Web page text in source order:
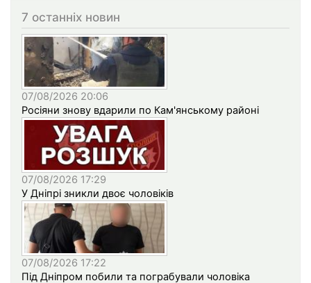
7 останніх новин
07/08/2026 20:06
Росіяни знову вдарили по Кам'янському районі
07/08/2026 17:29
У Дніпрі зникли двоє чоловіків
07/08/2026 17:22
Під Дніпром побили та пограбували чоловіка